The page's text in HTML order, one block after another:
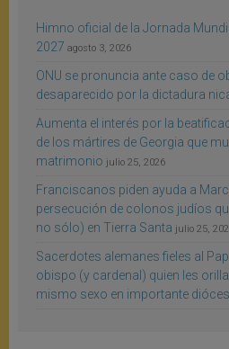
Himno oficial de la Jornada
2027 agosto 3, 2026
ONU se pronuncia ante caso de
desaparecido por la dictadura
Aumenta el interés por la
de los mártires de Georgia que
matrimonio julio 25, 2026
Franciscanos piden ayuda a
persecución de colonos judíos
no sólo) en Tierra Santa julio 25,
Sacerdotes alemanes fieles al
obispo (y cardenal) quien les
mismo sexo en importante